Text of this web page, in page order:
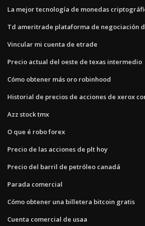
La mejor tecnología de monedas
Td ameritrade plataforma de negociación
Vincular mi cuenta de etrade
Precio actual del oeste de texas intermedio
Cómo obtener más oro robinhood
Historial de precios de acciones de xerox
Azz stock tmx
O que é robo forex
Precio de las acciones de plt hoy
Precio del barril de petróleo canadá
Parada comercial
Cómo obtener una billetera bitcoin gratis
Cuenta comercial de usaa